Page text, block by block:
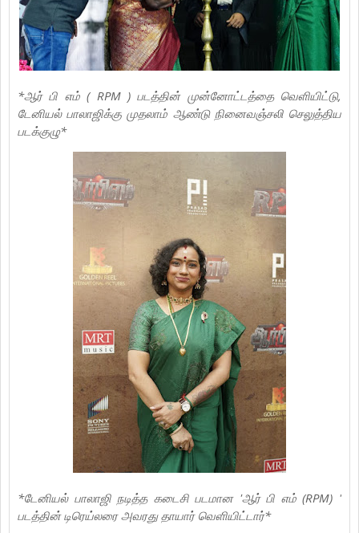
*ஆர் பி எம் ( RPM ) படத்தின் முன்னோட்டத்தை வெளியிட்டு,
டேனியல் பாலாஜிக்கு முதலாம் ஆண்டு நினைவஞ்சலி செலுத்திய
படக்குழு*
*டேனியல் பாலாஜி நடித்த கடைசி படமான 'ஆர் பி எம் (RPM) '
படத்தின் டிரெய்லரை அவரது தாயார் வெளியிட்டார்*